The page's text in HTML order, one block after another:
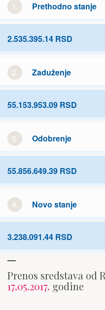
1. Prethodno stanje
2.535.395.14 RSD
2. Zaduženje
55.153.953.09 RSD
3. Odobrenje
55.856.649.39 RSD
4. Novo stanje
3.238.091.44 RSD
Prenos sredstava od
17.05.2017. godine